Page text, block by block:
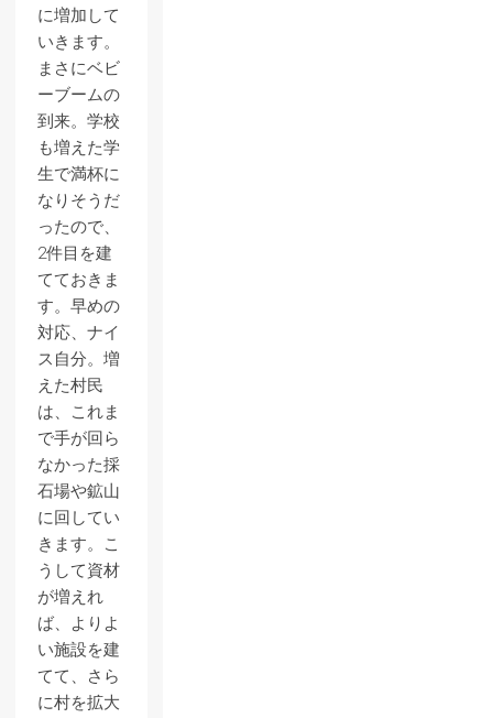
に増加して
いきます。
まさにベビ
ーブームの
到来。学校
も増えた学
生で満杯に
なりそうだ
ったので、
2件目を建
てておきま
す。早めの
対応、ナイ
ス自分。増
えた村民
は、これま
で手が回ら
なかった採
石場や鉱山
に回してい
きます。こ
うして資材
が増えれ
ば、よりよ
い施設を建
てて、さら
に村を拡大